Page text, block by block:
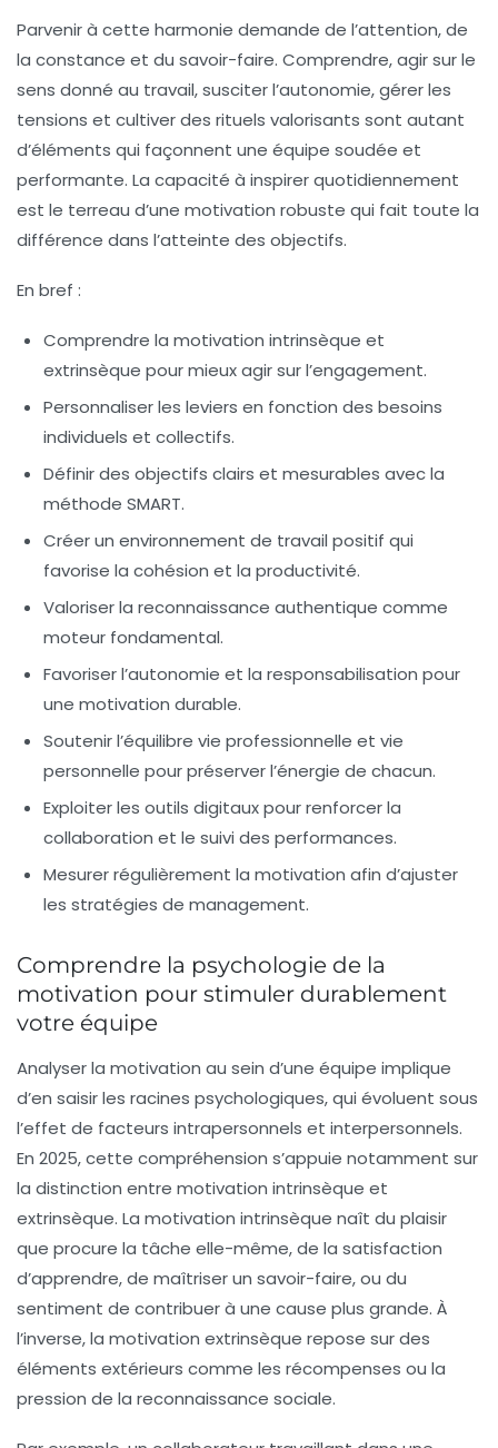
Parvenir à cette harmonie demande de l’attention, de
la constance et du savoir-faire. Comprendre, agir sur le
sens donné au travail, susciter l’autonomie, gérer les
tensions et cultiver des rituels valorisants sont autant
d’éléments qui façonnent une équipe soudée et
performante. La capacité à inspirer quotidiennement
est le terreau d’une motivation robuste qui fait toute la
différence dans l’atteinte des objectifs.
En bref :
Comprendre la motivation intrinsèque et
extrinsèque pour mieux agir sur l’engagement.
Personnaliser les leviers en fonction des besoins
individuels et collectifs.
Définir des objectifs clairs et mesurables avec la
méthode SMART.
Créer un environnement de travail positif qui
favorise la cohésion et la productivité.
Valoriser la reconnaissance authentique comme
moteur fondamental.
Favoriser l’autonomie et la responsabilisation pour
une motivation durable.
Soutenir l’équilibre vie professionnelle et vie
personnelle pour préserver l’énergie de chacun.
Exploiter les outils digitauxpour renforcer la
collaboration et le suivi des performances.
Mesurer régulièrement la motivation afin d’ajuster
les stratégies de management.
Comprendre la psychologie de la
motivation pour stimuler durablement
votre équipe
Analyser la motivation au sein d’une équipe implique
d’en saisir les racines psychologiques, qui évoluent sous
l’effet de facteurs intrapersonnels et interpersonnels.
En 2025, cette compréhension s’appuie notamment sur
la distinction entre motivation intrinsèque et
extrinsèque. La motivation intrinsèque naît du plaisir
que procure la tâche elle-même, de la satisfaction
d’apprendre, de maîtriser un savoir-faire, ou du
sentiment de contribuer à une cause plus grande. À
l’inverse, la motivation extrinsèque repose sur des
éléments extérieurs comme les récompenses ou la
pression de la reconnaissance sociale.